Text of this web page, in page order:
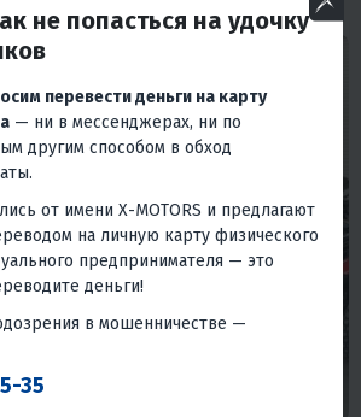
и оснащение
не попасться на удочку
перевести деньги на карту
— ни в мессенджерах, ни по
другим способом в обход
от имени X-MOTORS и предлагают
на личную карту физического
предпринимателя — это
деньги!
в мошенничестве —
35